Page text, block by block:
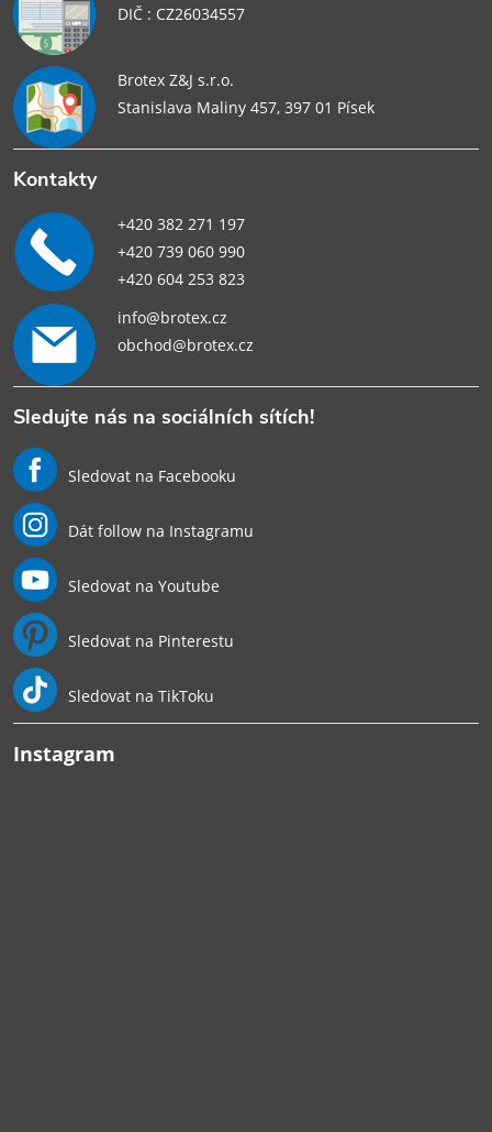
DIČ : CZ26034557
Brotex Z&J s.r.o.
Stanislava Maliny 457, 397 01 Písek
Kontakty
+420 382 271 197
+420 739 060 990
+420 604 253 823
info@brotex.cz
obchod@brotex.cz
Sledujte nás na sociálních sítích!
Sledovat na Facebooku
Dát follow na Instagramu
Sledovat na Youtube
Sledovat na Pinterestu
Sledovat na TikToku
Instagram